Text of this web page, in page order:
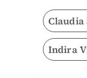
Claudia
Indira